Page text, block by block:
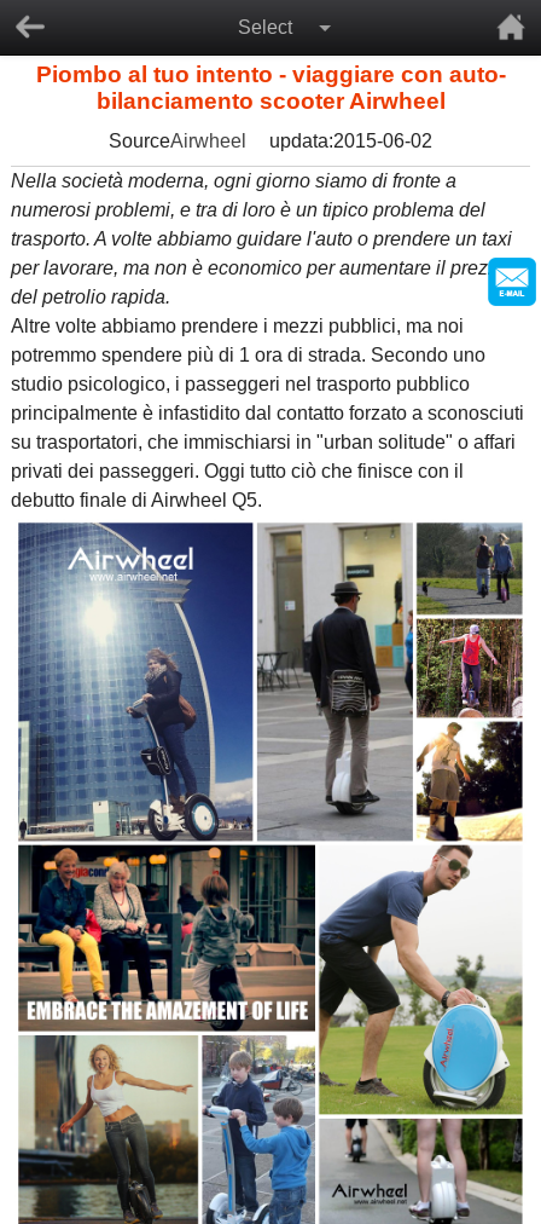
Select
Piombo al tuo intento - viaggiare con auto-
bilanciamento scooter Airwheel
SourceAirwheel
updata:2015-06-02
Nella società moderna, ogni giorno siamo di fronte a
numerosi problemi, e tra di loro è un tipico problema del
trasporto. A volte abbiamo guidare l'auto o prendere un taxi
per lavorare, ma non è economico per aumentare il prezzo
del petrolio rapida.
Altre volte abbiamo prendere i mezzi pubblici, ma noi
potremmo spendere più di 1 ora di strada. Secondo uno
studio psicologico, i passeggeri nel trasporto pubblico
principalmente è infastidito dal contatto forzato a sconosciuti
su trasportatori, che immischiarsi in "urban solitude" o affari
privati dei passeggeri. Oggi tutto ciò che finisce con il
debutto finale di Airwheel Q5.